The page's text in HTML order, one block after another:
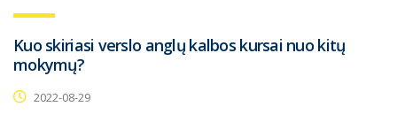
Kuo skiriasi verslo anglų kalbos kursai nuo kitų
mokymų?
2022-08-29